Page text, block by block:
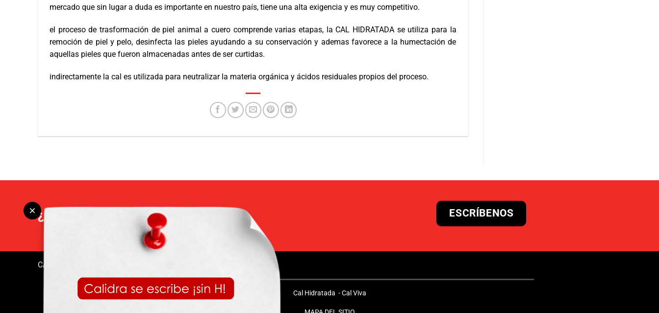
mercado que sin lugar a duda es importante en nuestro país, tiene una alta exigencia y es muy competitivo.
el proceso de trasformación de piel animal a cuero comprende varias etapas, la CAL HIDRATADA se utiliza para la
remoción de piel y pelo, desinfecta las pieles ayudando a su conservación y ademas favorece a la humectación de
aquellas pieles que fueron almacenadas antes de ser curtidas.
indirectamente la cal es utilizada para neutralizar la materia orgánica y ácidos residuales propios del proceso.
¿NECESITAS AYUDA TÉCNICA? ESCRÍBENOS
CALIDRA
Cal Hidratada -Cal Viva